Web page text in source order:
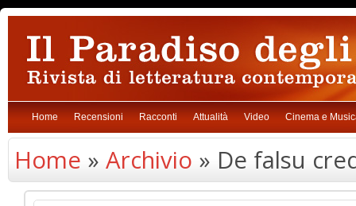
Home Recensioni Racconti Attualità Video Cinema e
Home » Archivio » De falsu